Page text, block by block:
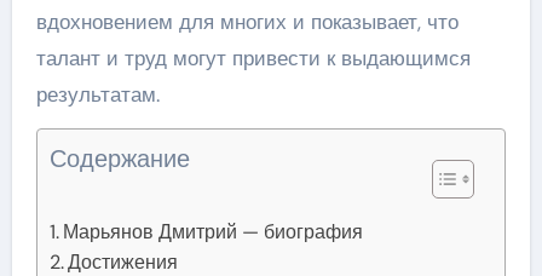
вдохновением для многих и показывает, что
талант и труд могут привести к выдающимся
результатам.
Содержание
Марьянов Дмитрий — биография
Достижения